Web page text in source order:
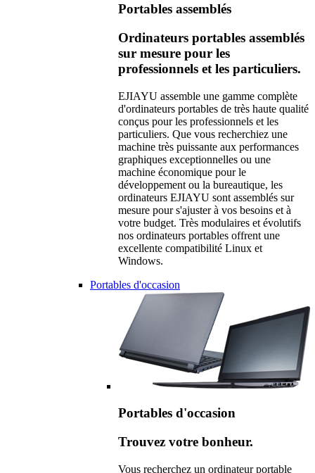
Portables assemblés
Ordinateurs portables assemblés
sur mesure pour les
professionnels et les particuliers.
EJIAYU assemble une gamme complète
d'ordinateurs portables de très haute qualité
conçus pour les professionnels et les
particuliers. Que vous recherchiez une
machine très puissante aux performances
graphiques exceptionnelles ou une
machine économique pour le
développement ou la bureautique, les
ordinateurs EJIAYU sont assemblés sur
mesure pour s'ajuster à vos besoins et à
votre budget. Très modulaires et évolutifs
nos ordinateurs portables offrent une
excellente compatibilité Linux et
Windows.
Portables d'occasion
Portables d'occasion
Trouvez votre bonheur.
Vous recherchez un ordinateur portable